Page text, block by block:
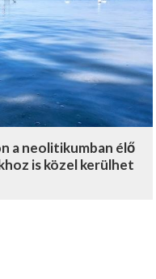
a neolitikumban élő
is közel kerülhet